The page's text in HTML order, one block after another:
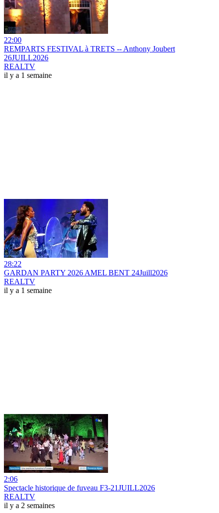
22:00
REMPARTS FESTIVAL à TRETS -- Anthony Joubert
26JUILL2026
REALTV
il y a 1 semaine
28:22
GARDAN PARTY 2026 AMEL BENT 24Juill2026
REALTV
il y a 1 semaine
2:06
Spectacle historique de fuveau F3-21JUILL2026
REALTV
il y a 2 semaines